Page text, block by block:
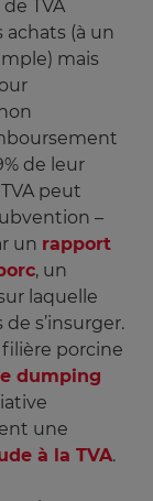
TVA
achats (à un
mais
de leur
peut
–
un rapport
, un
laquelle
s’insurger.
filière porcine
dumping
une
à la TVA.